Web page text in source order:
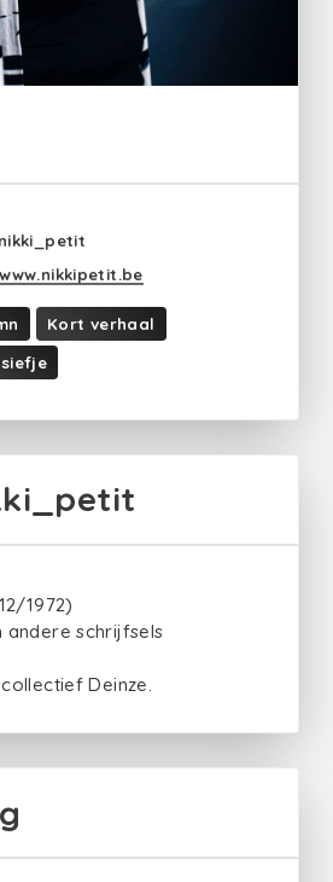
nikki_petit
Kort verhaal
1972)
andere schrijfsels
Deinze.